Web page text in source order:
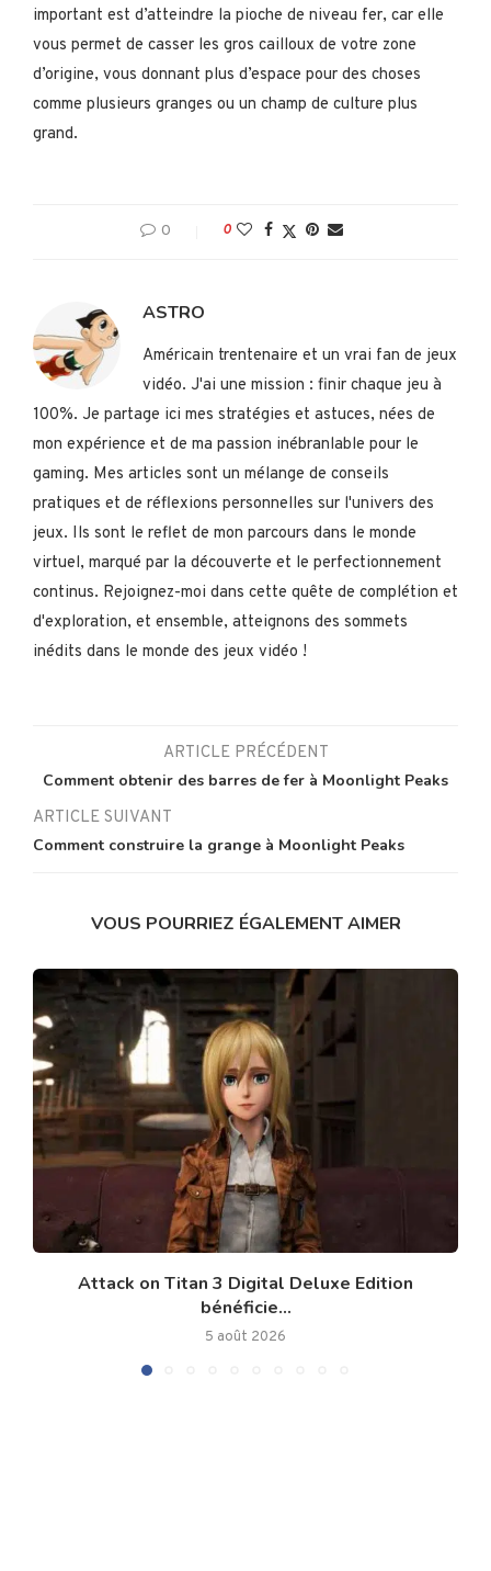
important est d’atteindre la pioche de niveau fer, car elle
vous permet de casser les gros cailloux de votre zone
d’origine, vous donnant plus d’espace pour des choses
comme plusieurs granges ou un champ de culture plus
grand.
0 0
ASTRO
Américain trentenaire et un vrai fan de jeux
vidéo. J'ai une mission : finir chaque jeu à
100%. Je partage ici mes stratégies et astuces, nées de
mon expérience et de ma passion inébranlable pour le
gaming. Mes articles sont un mélange de conseils
pratiques et de réflexions personnelles sur l'univers des
jeux. Ils sont le reflet de mon parcours dans le monde
virtuel, marqué par la découverte et le perfectionnement
continus. Rejoignez-moi dans cette quête de complétion et
d'exploration, et ensemble, atteignons des sommets
inédits dans le monde des jeux vidéo !
ARTICLE PRÉCÉDENT
Comment obtenir des barres de fer à Moonlight Peaks
ARTICLE SUIVANT
Comment construire la grange à Moonlight Peaks
VOUS POURRIEZ ÉGALEMENT AIMER
Attack on Titan 3 Digital Deluxe Edition
bénéficie...
5 août 2026